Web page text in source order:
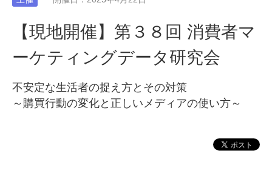
【現地開催】第３８回 消費者マ
ーケティングデータ研究会
不安定な生活者の捉え方とその対策
～購買行動の変化と正しいメディアの使い方～